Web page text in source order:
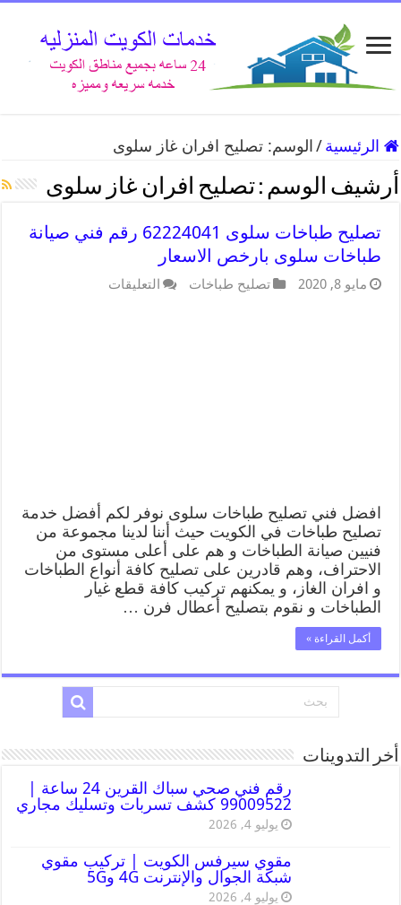
الرئيسية / الوسم:تصليح افران غاز سلوى
أرشيف الوسم :تصليح افران غاز سلوى
تصليح طباخات سلوى 62224041 رقم فني صيانة
طباخات سلوى بارخص الاسعار
مايو 8, 2020 تصليح طباخات التعليقات
افضل فني تصليح طباخات سلوى نوفر لكم أفضل خدمة
تصليح طباخات في الكويت حيث أننا لدينا مجموعة من
فنيين صيانة الطباخات و هم على أعلى مستوى من
الاحتراف، وهم قادرين على تصليح كافة أنواع الطباخات
و افران الغاز، و يمكنهم تركيب كافة قطع غيار
الطباخات و نقوم بتصليح أعطال فرن …
أكمل القراءة »
أخر التدوينات
رقم فني صحي سباك القرين 24 ساعة |
99009522 كشف تسربات وتسليك مجاري
يوليو 4, 2026
مقوي سيرفس الكويت | تركيب مقوي
شبكة الجوال والإنترنت 4G و5G
يوليو 4, 2026